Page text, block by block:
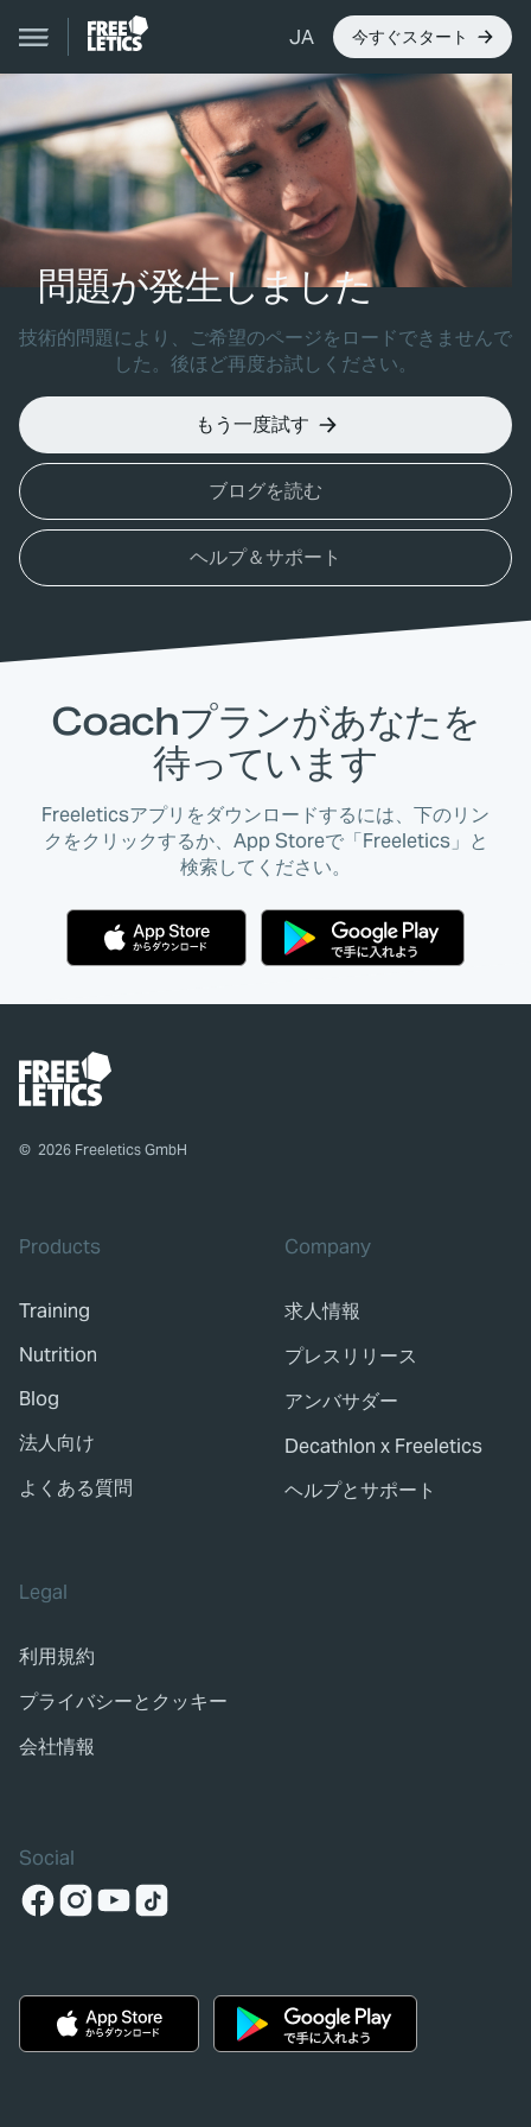
JA 今すぐスタート
問題が発生しました
技術的問題により、ご希望のページをロードできませんで
した。後ほど再度お試しください。
もう一度試す
ブログを読む
ヘルプ＆サポート
Coachプランがあなたを
待っています
Freeleticsアプリをダウンロードするには、下のリン
クをクリックするか、App Storeで「Freeletics」と
検索してください。
© 2026 Freeletics GmbH
Products
Training
Nutrition
Blog
法人向け
よくある質問
Company
求人情報
プレスリリース
アンバサダー
Decathlon x Freeletics
ヘルプとサポート
Legal
利用規約
プライバシーとクッキー
会社情報
Social